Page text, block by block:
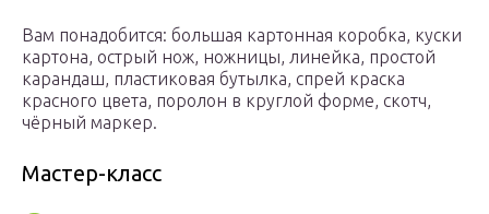
Вам понадобится: большая картонная коробка, куски
картона, острый нож, ножницы, линейка, простой
карандаш, пластиковая бутылка, спрей краска
красного цвета, поролон в круглой форме, скотч,
чёрный маркер.
Мастер-класс